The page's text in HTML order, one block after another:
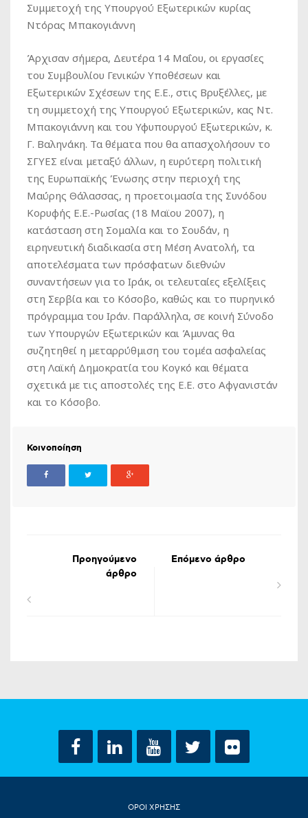
Συμμετοχή της Υπουργού Εξωτερικών κυρίας
Ντόρας Μπακογιάννη
Άρχισαν σήμερα, Δευτέρα 14 Μαΐου, οι εργασίες
του Συμβουλίου Γενικών Υποθέσεων και
Εξωτερικών Σχέσεων της Ε.Ε., στις Βρυξέλλες, με
τη συμμετοχή της Υπουργού Εξωτερικών, κας Ντ.
Μπακογιάννη και του Υφυπουργού Εξωτερικών, κ.
Γ. Βαληνάκη. Τα θέματα που θα απασχολήσουν το
ΣΓΥΕΣ είναι μεταξύ άλλων, η ευρύτερη πολιτική
της Ευρωπαϊκής Ένωσης στην περιοχή της
Μαύρης Θάλασσας, η προετοιμασία της Συνόδου
Κορυφής Ε.Ε.-Ρωσίας (18 Μαϊου 2007), η
κατάσταση στη Σομαλία και το Σουδάν, η
ειρηνευτική διαδικασία στη Μέση Ανατολή, τα
αποτελέσματα των πρόσφατων διεθνών
συναντήσεων για το Ιράκ, οι τελευταίες εξελίξεις
στη Σερβία και το Κόσοβο, καθώς και το πυρηνικό
πρόγραμμα του Ιράν. Παράλληλα, σε κοινή Σύνοδο
των Υπουργών Εξωτερικών και Άμυνας θα
συζητηθεί η μεταρρύθμιση του τομέα ασφαλείας
στη Λαϊκή Δημοκρατία του Κογκό και θέματα
σχετικά με τις αποστολές της Ε.Ε. στο Αφγανιστάν
και το Κόσοβο.
Κοινοποίηση
Προηγούμενο
άρθρο
Επόμενο άρθρο
ΟΡΟΙ ΧΡΗΣΗΣ